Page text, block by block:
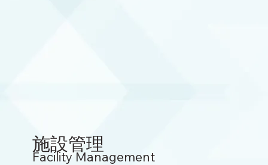
施設管理
Facility Management